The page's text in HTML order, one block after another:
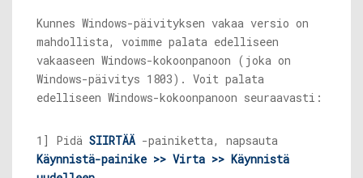
Kunnes Windows-päivityksen vakaa versio on
mahdollista, voimme palata edelliseen
vakaaseen Windows-kokoonpanoon (joka on
Windows-päivitys 1803). Voit palata
edelliseen Windows-kokoonpanoon seuraavasti:
1] Pidä SIIRTÄÄ -painiketta, napsauta
Käynnistä-painike >> Virta >> Käynnistä